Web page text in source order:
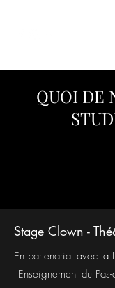
QUOI DE
Stage Clown -
En partenariat avec la
l'Enseignement du